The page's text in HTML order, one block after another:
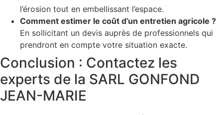
l’érosion tout en embellissant l’espace.
Comment estimer le coût d’un entretien agricole ?
En sollicitant un devis auprès de professionnels qui
prendront en compte votre situation exacte.
Conclusion : Contactez les
experts de la SARL GONFOND
JEAN-MARIE